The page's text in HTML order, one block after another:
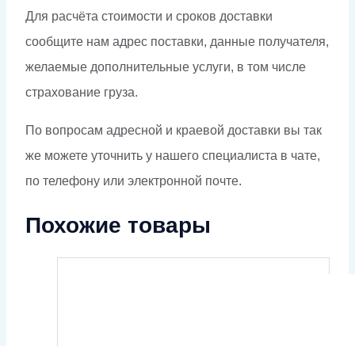
Для расчёта стоимости и сроков доставки
сообщите нам адрес поставки, данные получателя,
желаемые дополнительные услуги, в том числе
страхование груза.
По вопросам адресной и краевой доставки вы так
же можете уточнить у нашего специалиста в чате,
по телефону или электронной почте.
Похожие товары